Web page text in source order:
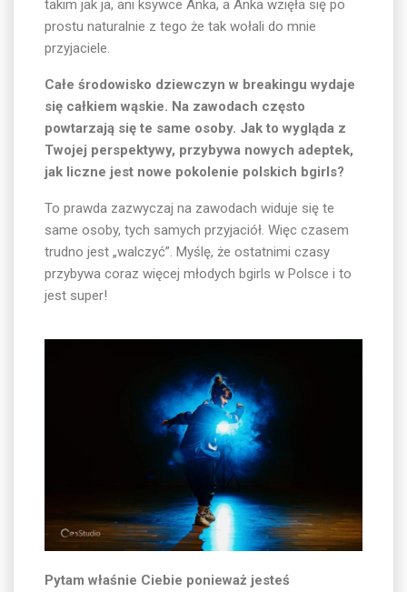
takim jak ja, ani ksywce Anka, a Anka wzięła się po
prostu naturalnie z tego że tak wołali do mnie
przyjaciele.
Całe środowisko dziewczyn w breakingu wydaje
się całkiem wąskie. Na zawodach często
powtarzają się te same osoby. Jak to wygląda z
Twojej perspektywy, przybywa nowych adeptek,
jak liczne jest nowe pokolenie polskich bgirls?
To prawda zazwyczaj na zawodach widuje się te
same osoby, tych samych przyjaciół. Więc czasem
trudno jest „walczyć”. Myślę, że ostatnimi czasy
przybywa coraz więcej młodych bgirls w Polsce i to
jest super!
Pytam właśnie Ciebie ponieważ jesteś